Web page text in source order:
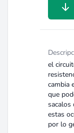
el
cambia
que
sacalos
estas
por lo